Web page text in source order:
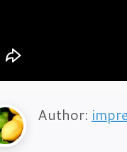
Author: